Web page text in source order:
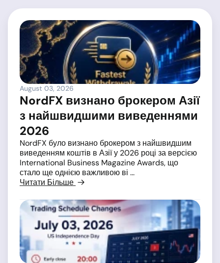
August 03, 2026
NordFX визнано брокером Азії
з найшвидшими виведеннями
2026
NordFX було визнано брокером з найшвидшим
виведенням коштів в Азії у 2026 році за версією
International Business Magazine Awards, що
стало ще однією важливою ві ...
Читати Більше